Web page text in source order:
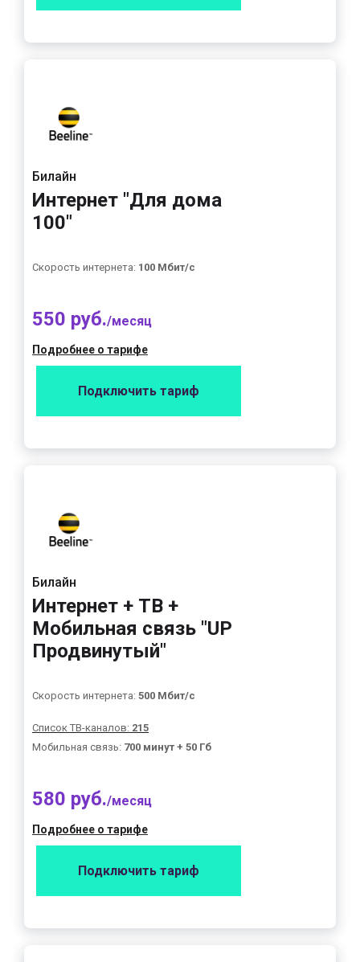
Билайн
Интернет "Для дома
100"
Скорость интернета: 100 Мбит/с
550 руб./месяц
Подробнее о тарифе
Подключить тариф
Билайн
Интернет + ТВ +
Мобильная связь "UP
Продвинутый"
Скорость интернета: 500 Мбит/с
Список ТВ-каналов: 215
Мобильная связь: 700 минут + 50 Гб
580 руб./месяц
Подробнее о тарифе
Подключить тариф